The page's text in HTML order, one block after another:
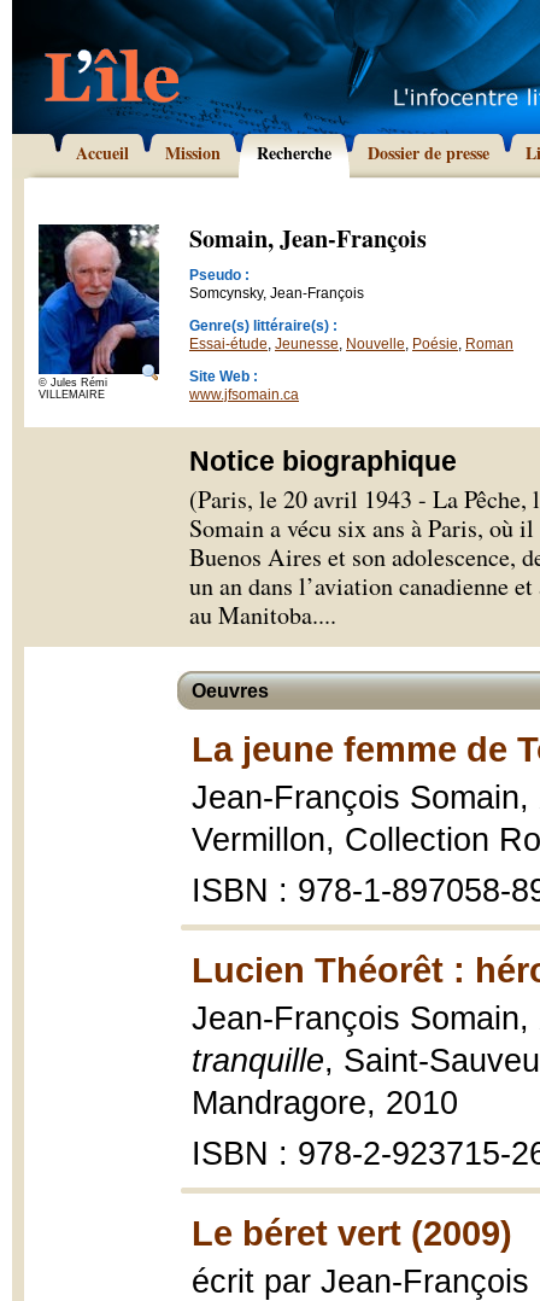
Accueil Mission Recherche Dossier de presse
© Jules Rémi
VILLEMAIRE
Somain, Jean-François
Pseudo :
Somcynsky, Jean-François
Genre(s) littéraire(s) :
Essai-étude, Jeunesse, Nouvelle, Poésie, Roman
Site Web :
www.jfsomain.ca
Notice biographique
(Paris, le 20 avril 1943 - La
Somain a vécu six ans à Paris, où
Buenos Aires et son adolescence,
un an dans l’aviation canadienne
au Manitoba....
Oeuvres
La jeune femme de
Jean-François Somain,
Vermillon, Collection
ISBN : 978-1-897058-
Lucien Théorêt :
Jean-François Somain,
tranquille, Saint-
Mandragore, 2010
ISBN : 978-2-923715-
Le béret vert (2009)
écrit par Jean-